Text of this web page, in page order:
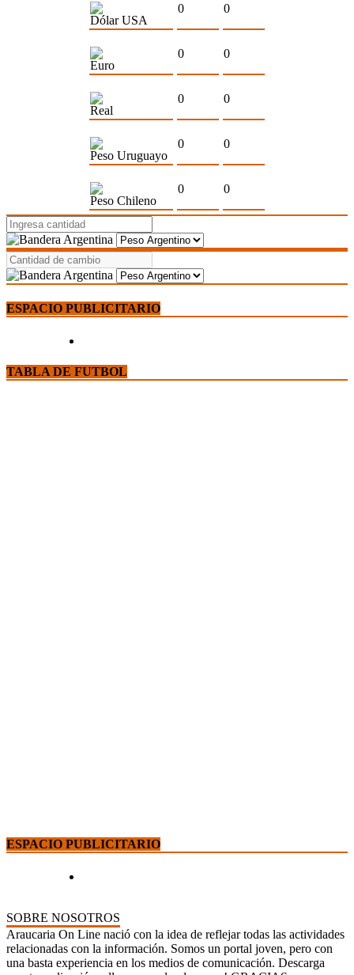
Dólar USA
0 0
Euro
0 0
Real
0 0
Peso Uruguayo
0 0
Peso Chileno
0 0
ESPACIO PUBLICITARIO
TABLA DE FUTBOL
ESPACIO PUBLICITARIO
SOBRE NOSOTROS
Araucaria On Line nació con la idea de reflejar todas las actividades
relacionadas con la información. Somos un portal joven, pero con
una basta experiencia en los medios de comunicación. Descarga